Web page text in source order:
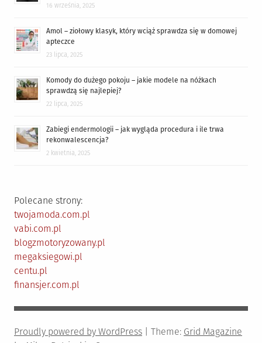
16 września, 2025
Amol – ziołowy klasyk, który wciąż sprawdza się w domowej
apteczce
23 lipca, 2025
Komody do dużego pokoju – jakie modele na nóżkach
sprawdzą się najlepiej?
22 lipca, 2025
Zabiegi endermologii – jak wygląda procedura i ile trwa
rekonwalescencja?
2 kwietnia, 2025
Polecane strony:
twojamoda.com.pl
vabi.com.pl
blogzmotoryzowany.pl
megaksiegowi.pl
centu.pl
finansjer.com.pl
Proudly powered by WordPress Theme: Grid Magazine